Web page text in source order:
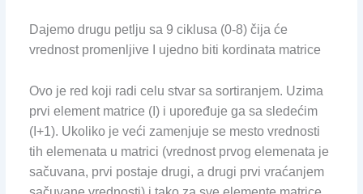
Dajemo drugu petlju sa 9 ciklusa (0-8) čija će
vrednost promenljive I ujedno biti kordinata matrice
Ovo je red koji radi celu stvar sa sortiranjem. Uzima
prvi element matrice (I) i upoređuje ga sa sledećim
(I+1). Ukoliko je veći zamenjuje se mesto vrednosti
tih elemenata u matrici (vrednost prvog elemenata je
sačuvana, prvi postaje drugi, a drugi prvi vraćanjem